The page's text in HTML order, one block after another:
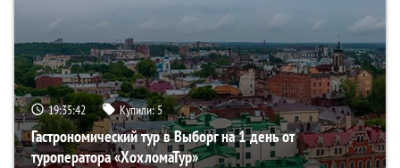
19:35:41 Купили:5
Гастрономический тур в Выборг на 1 день от
туроператора «ХохломаТур»